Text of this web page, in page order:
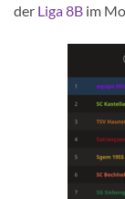
der Liga 8B im